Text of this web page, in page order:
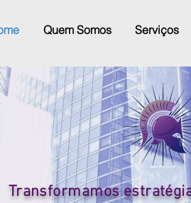
Quem Somos Serviços
Transformamos